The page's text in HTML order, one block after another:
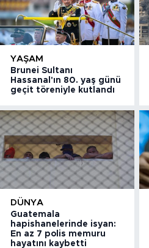
YAŞAM
Brunei Sultanı
Hassanal'ın 80. yaş günü
geçit töreniyle kutlandı
DÜNYA
Guatemala
hapishanelerinde isyan:
En az 7 polis memuru
hayatını kaybetti